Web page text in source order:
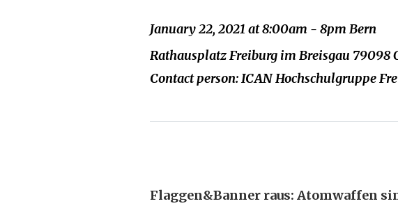
January 22, 2021 at 8:00am - 8pm Bern
Rathausplatz Freiburg im Breisgau 79098
Contact person: ICAN Hochschulgruppe
Flaggen&Banner raus: Atomwaffen